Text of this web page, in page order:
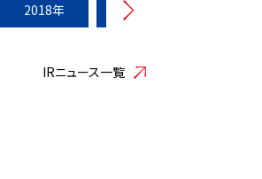
2018年 2017年
IRニュース一覧